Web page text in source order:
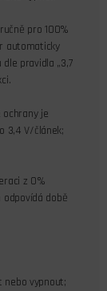
pro 100%
automaticky
pravidla „3,7
je
3,4 V/článek;
z 0%
době
nebo vypnout;